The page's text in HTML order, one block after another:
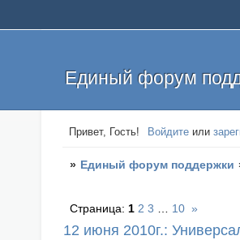
Единый форум
Привет, Гость! Войдите или
» Единый форум поддержки
12 июня 2010г.:
Страница: 1 2 3 10 »